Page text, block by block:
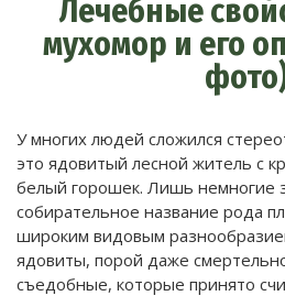
Лечебные
мухомор и его
У многих людей сложился
это ядовитый лесной житель с
белый горошек. Лишь немногие
собирательное название рода
широким видовым
ядовиты, порой даже
съедобные, которые принято